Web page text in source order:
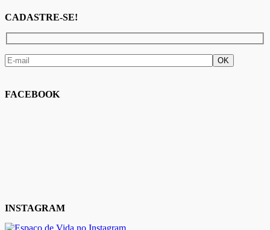
CADASTRE-SE!
FACEBOOK
INSTAGRAM